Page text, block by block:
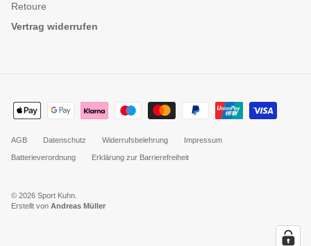
Retoure
Vertrag widerrufen
AGB Datenschutz Widerrufsbelehrung Impressum
Batterieverordnung Erklärung zur Barrierefreiheit
© 2026 Sport Kuhn
Erstellt von Andreas Müller